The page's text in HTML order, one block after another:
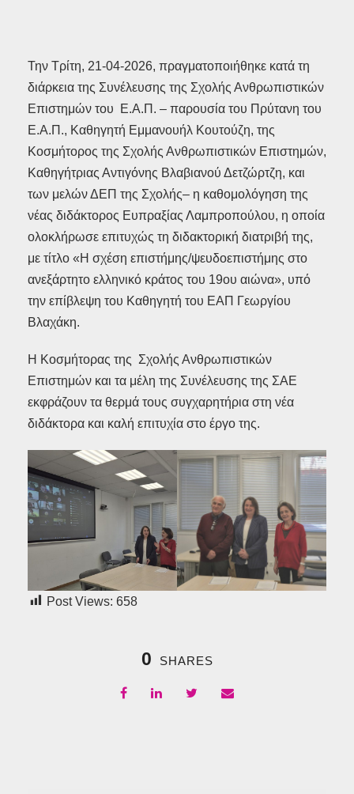
Την Τρίτη, 21-04-2026, πραγματοποιήθηκε κατά τη
διάρκεια της Συνέλευσης της Σχολής Ανθρωπιστικών
Επιστημών του Ε.Α.Π. – παρουσία του Πρύτανη του
Ε.Α.Π., Καθηγητή Εμμανουήλ Κουτούζη, της
Κοσμήτορος της Σχολής Ανθρωπιστικών Επιστημών,
Καθηγήτριας Αντιγόνης Βλαβιανού Δετζώρτζη, και
των μελών ΔΕΠ της Σχολής– η καθομολόγηση της
νέας διδάκτορος Ευπραξίας Λαμπροπούλου, η οποία
ολοκλήρωσε επιτυχώς τη διδακτορική διατριβή της,
με τίτλο «Η σχέση επιστήμης/ψευδοεπιστήμης στο
ανεξάρτητο ελληνικό κράτος του 19ου αιώνα», υπό
την επίβλεψη του Καθηγητή του ΕΑΠ Γεωργίου
Βλαχάκη.
Η Κοσμήτορας της Σχολής Ανθρωπιστικών
Επιστημών και τα μέλη της Συνέλευσης της ΣΑΕ
εκφράζουν τα θερμά τους συγχαρητήρια στη νέα
διδάκτορα και καλή επιτυχία στο έργο της.
Post Views: 658
0 SHARES